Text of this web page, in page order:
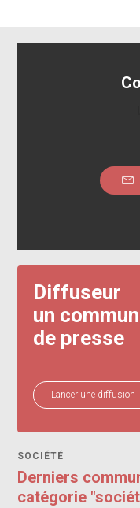
Diffuseur
un
de presse
Lancer une diffusion
SOCIÉTÉ
Derniers
catégorie